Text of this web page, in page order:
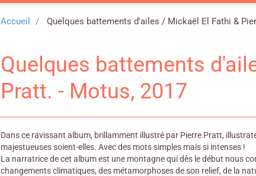
Accueil Quelques battements d'ailes / Mickaël El Fathi &
Quelques battements
Pratt. - Motus, 2017
Dans ce ravissant album, brillamment illustré par Pierre Pratt,
majestueuses soient-elles. Avec des mots simples mais si intenses !
La narratrice de cet album est une montagne qui dès le début nous
changements climatiques, des métamorphoses de son relief, de la